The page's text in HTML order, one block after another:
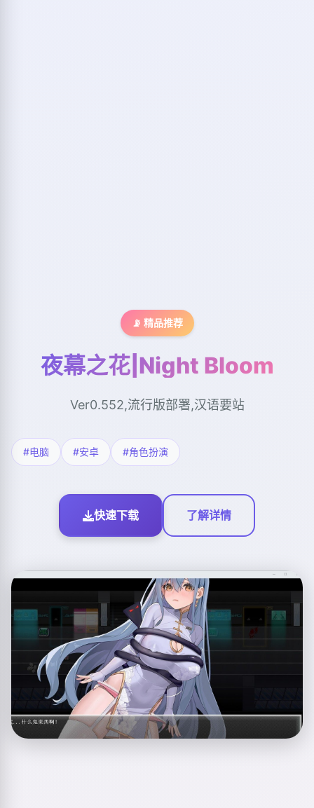
📡 精品推荐
夜幕之花|Night Bloom
Ver0.552,流行版部署,汉语要站
#电脑 #安卓 #角色扮演
快速下载 了解详情